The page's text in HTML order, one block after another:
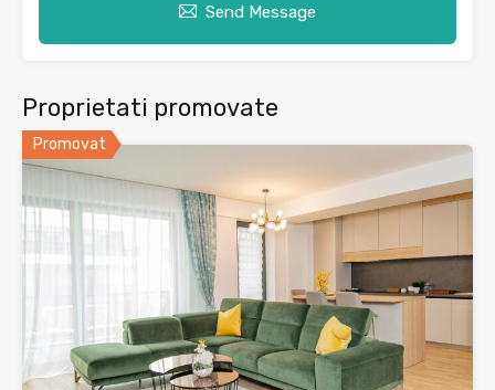
Send Message
Proprietati promovate
Promovat